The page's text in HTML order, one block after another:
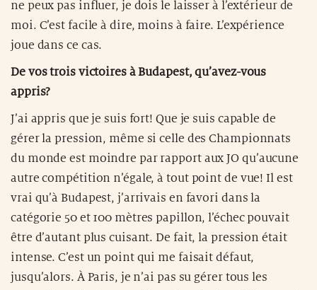
ne peux pas influer, je dois le laisser à l’extérieur de
moi. C’est facile à dire, moins à faire. L’expérience
joue dans ce cas.
De vos trois victoires à Budapest, qu’avez-vous
appris?
J’ai appris que je suis fort! Que je suis capable de
gérer la pression, même si celle des Championnats
du monde est moindre par rapport aux JO qu’aucune
autre compétition n’égale, à tout point de vue! Il est
vrai qu’à Budapest, j’arrivais en favori dans la
catégorie 50 et 100 mètres papillon, l’échec pouvait
être d’autant plus cuisant. De fait, la pression était
intense. C’est un point qui me faisait défaut,
jusqu’alors. À Paris, je n’ai pas su gérer tous les